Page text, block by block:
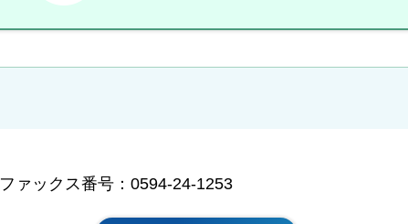
ファックス番号：0594-24-1253